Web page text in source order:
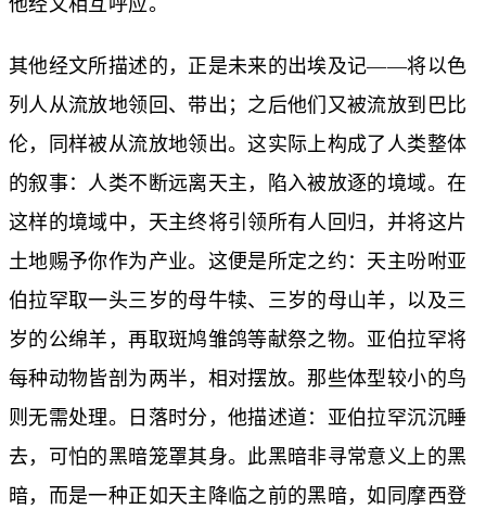
其他经文所描述的，正是未来的出埃及记——将以色
列人从流放地领回、带出；之后他们又被流放到巴比
伦，同样被从流放地领出。这实际上构成了人类整体
的叙事：人类不断远离天主，陷入被放逐的境域。在
这样的境域中，天主终将引领所有人回归，并将这片
土地赐予你作为产业。这便是所定之约：天主吩咐亚
伯拉罕取一头三岁的母牛犊、三岁的母山羊，以及三
岁的公绵羊，再取斑鸠雏鸽等献祭之物。亚伯拉罕将
每种动物皆剖为两半，相对摆放。那些体型较小的鸟
则无需处理。日落时分，他描述道：亚伯拉罕沉沉睡
去，可怕的黑暗笼罩其身。此黑暗非寻常意义上的黑
暗，而是一种正如天主降临之前的黑暗，如同摩西登